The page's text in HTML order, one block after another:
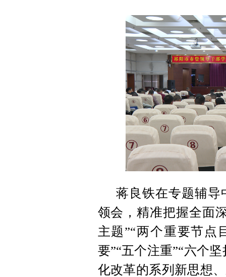
蒋良铁在专题辅导
领会，精准把握全面
主题”“两个重要节点
要”“五个注重”“六个
化改革的系列新思想